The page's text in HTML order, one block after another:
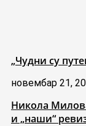
„Чудни су
новембар 21,
Никола
и „наши“